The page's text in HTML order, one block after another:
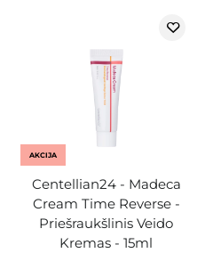
AKCIJA
Centellian24 - Madeca
Cream Time Reverse -
Priešraukšlinis Veido
Kremas - 15ml